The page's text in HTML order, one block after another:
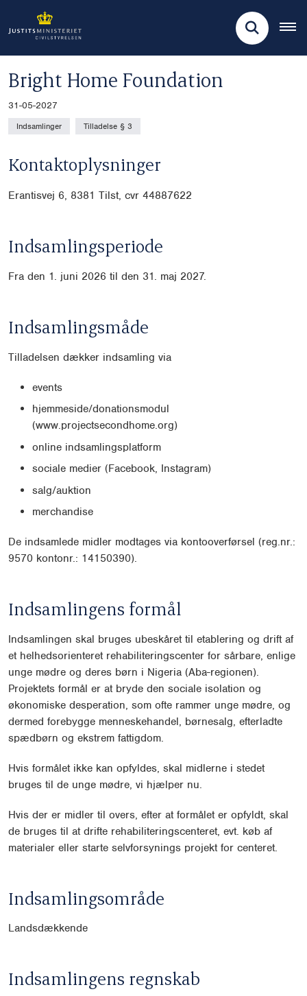
Bright Home Foundation
31-05-2027
Indsamlinger Tilladelse § 3
Kontaktoplysninger
Erantisvej 6, 8381 Tilst, cvr 44887622
Indsamlingsperiode
Fra den 1. juni 2026 til den 31. maj 2027.
Indsamlingsmåde
Tilladelsen dækker indsamling via
events
hjemmeside/donationsmodul
(www.projectsecondhome.org)
online indsamlingsplatform
sociale medier (Facebook, Instagram)
salg/auktion
merchandise
De indsamlede midler modtages via kontooverførsel (reg.nr.:
9570 kontonr.: 14150390).
Indsamlingens formål
Indsamlingen skal bruges ubeskåret til etablering og drift af
et helhedsorienteret rehabiliteringscenter for sårbare, enlige
unge mødre og deres børn i Nigeria (Aba-regionen).
Projektets formål er at bryde den sociale isolation og
økonomiske desperation, som ofte rammer unge mødre, og
dermed forebygge menneskehandel, børnesalg, efterladte
spædbørn og ekstrem fattigdom.
Hvis formålet ikke kan opfyldes, skal midlerne i stedet
bruges til de unge mødre, vi hjælper nu.
Hvis der er midler til overs, efter at formålet er opfyldt, skal
de bruges til at drifte rehabiliteringscenteret, evt. køb af
materialer eller starte selvforsynings projekt for centeret.
Indsamlingsområde
Landsdækkende
Indsamlingens regnskab